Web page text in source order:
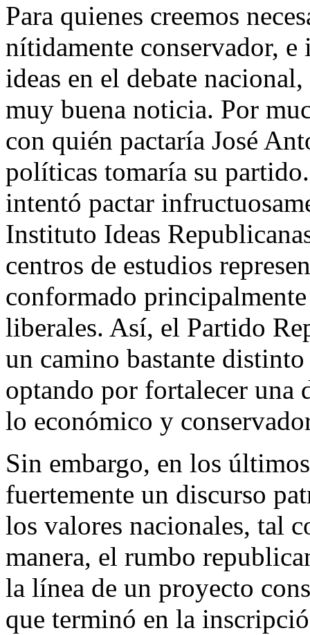
Para quienes creemos
nítidamente conservador,
ideas en el debate
muy buena noticia. Por
con quién pactaría José
políticas tomaría su
intentó pactar
Instituto Ideas
centros de estudios
conformado
liberales. Así, el Partido
un camino bastante
optando por fortalecer una
lo económico y
Sin embargo, en los
fuertemente un discurso
los valores nacionales, tal
manera, el rumbo
la línea de un proyecto
que terminó en la